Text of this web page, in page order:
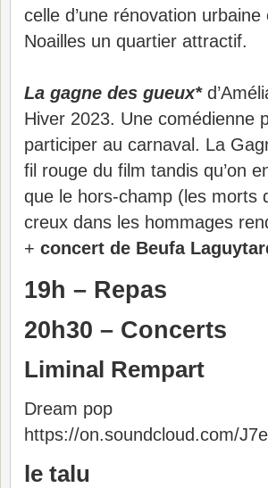
celle d’une rénovation
Noailles un quartier attractif.
La gagne des gueux*
Hiver 2023. Une comédienne
participer au carnaval. La
fil rouge du film tandis qu’on
que le hors-champ (les morts
creux dans les hommages
+ concert de Beufa
19h – Repas
20h30 – Concerts
Liminal Rempart
Dream pop
https://on.soundcloud.com/
le talu